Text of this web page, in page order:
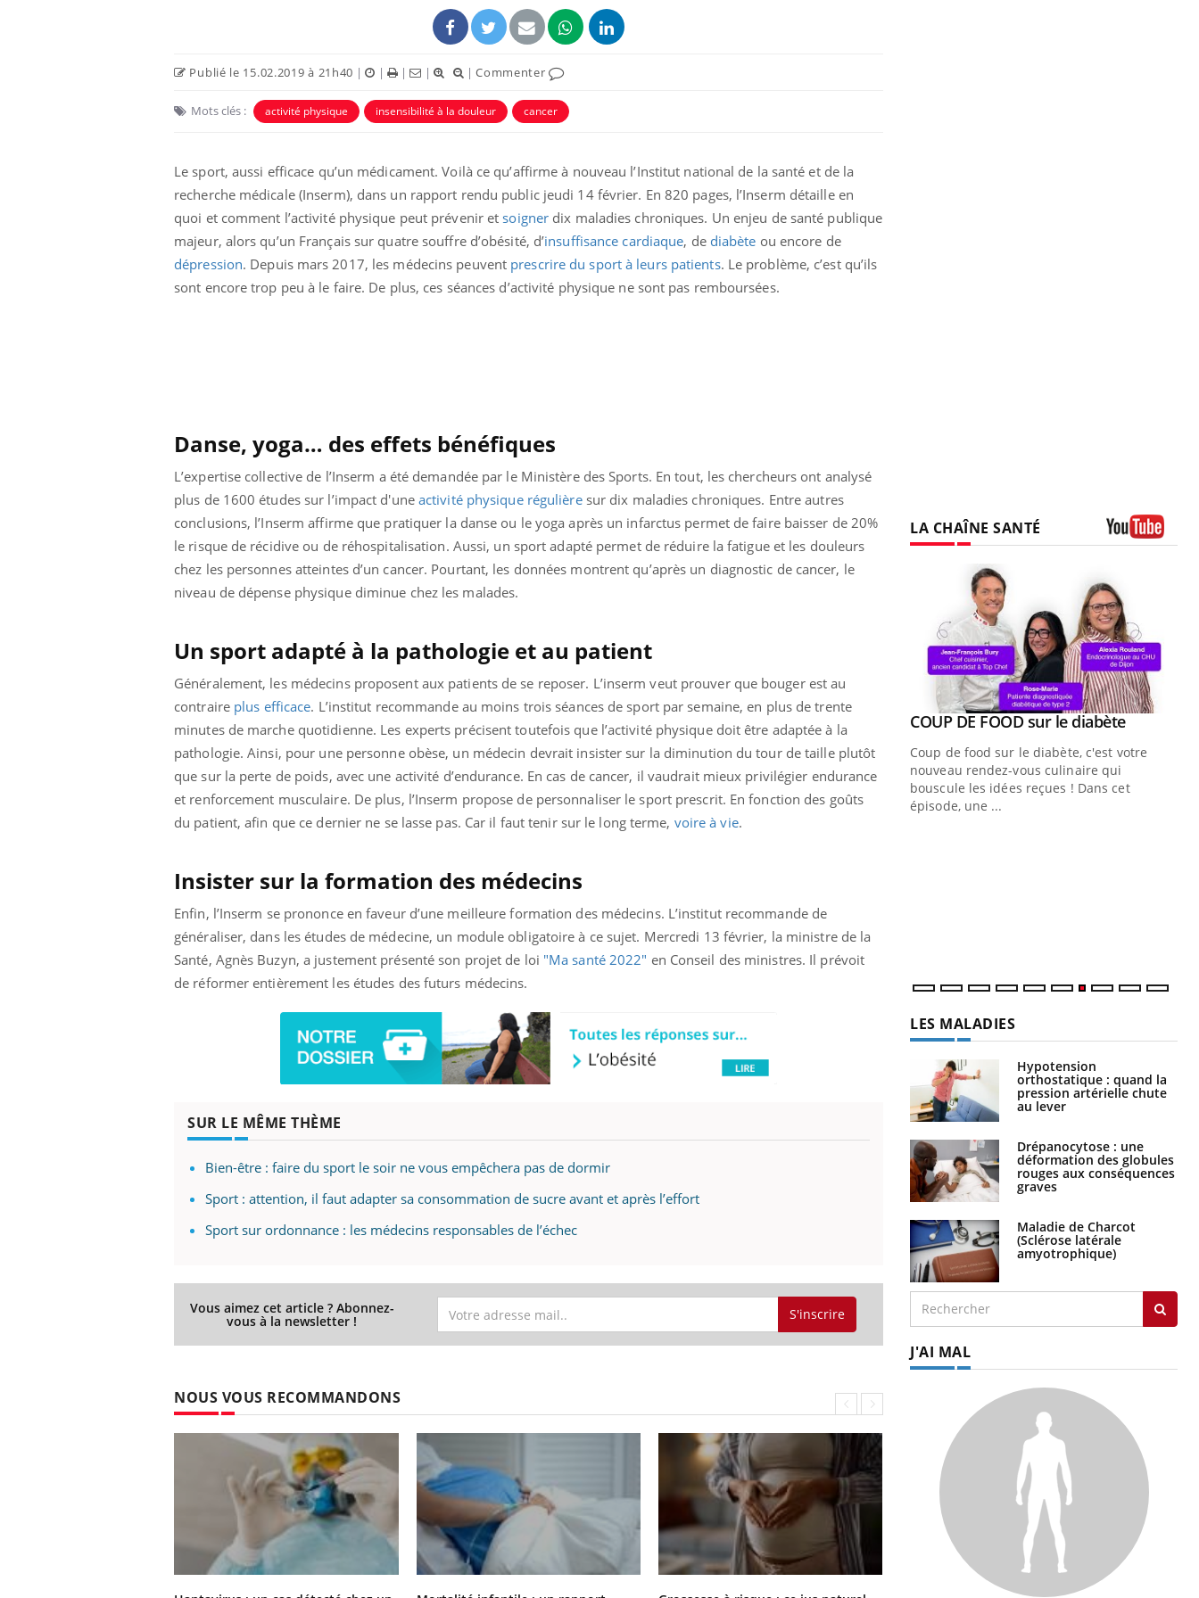
Publié le 15.02.2019 à 21h40 | | | | |Commenter
Mots clés : activité physique insensibilité à la douleur cancer
Le sport, aussi efficace qu’un médicament. Voilà ce qu’affirme à nouveau l’Institut national de la santé et de la
recherche médicale (Inserm), dans un rapport rendu public jeudi 14 février. En 820 pages, l’Inserm détaille en
quoi et comment l’activité physique peut prévenir etsoigner dix maladies chroniques. Un enjeu de santé publique
majeur, alors qu’un Français sur quatre souffre d’obésité, d’insuffisance cardiaque, de diabète ou encore de
dépression. Depuis mars 2017, les médecins peuvent prescrire du sport à leurs patients. Le problème, c’est qu’ils
sont encore trop peu à le faire. De plus, ces séances d’activité physique ne sont pas remboursées.
Danse, yoga… des effets bénéfiques
L’expertise collective de l’Inserm a été demandée par le Ministère des Sports. En tout, les chercheurs ont analysé
plus de 1600 études sur l’impact d'une activité physique régulièresur dix maladies chroniques. Entre autres
conclusions, l’Inserm affirme que pratiquer la danse ou le yoga après un infarctus permet de faire baisser de 20%
le risque de récidive ou de réhospitalisation. Aussi, un sport adapté permet de réduire la fatigue et les douleurs
chez les personnes atteintes d’un cancer. Pourtant, les données montrent qu’après un diagnostic de cancer, le
niveau de dépense physique diminue chez les malades.
Un sport adapté à la pathologie et au patient
Généralement, les médecins proposent aux patients de se reposer. L’inserm veut prouver que bouger est au
contraire plus efficace. L’institut recommande au moins trois séances de sport par semaine, en plus de trente
minutes de marche quotidienne. Les experts précisent toutefois que l’activité physique doit être adaptée à la
pathologie. Ainsi, pour une personne obèse, un médecin devrait insister sur la diminution du tour de taille plutôt
que sur la perte de poids, avec une activité d’endurance. En cas de cancer, il vaudrait mieux privilégier endurance
et renforcement musculaire. De plus, l’Inserm propose de personnaliser le sport prescrit. En fonction des goûts
du patient, afin que ce dernier ne se lasse pas. Car il faut tenir sur le long terme, voire à vie.
Insister sur la formation des médecins
Enfin, l’Inserm se prononce en faveur d’une meilleure formation des médecins. L’institut recommande de
généraliser, dans les études de médecine, un module obligatoire à ce sujet. Mercredi 13 février, la ministre de la
Santé, Agnès Buzyn, a justement présenté son projet de loi "Ma santé 2022" en Conseil des ministres. Il prévoit
de réformer entièrement les études des futurs médecins.
SUR LE MÊME THÈME
Bien-être : faire du sport le soir ne vous empêchera pas de dormir
Sport : attention, il faut adapter sa consommation de sucre avant et après l’effort
Sport sur ordonnance : les médecins responsables de l’échec
Vous aimez cet article ? Abonnez-
vous à la newsletter ! S'inscrire
NOUS VOUS RECOMMANDONS
LA CHAÎNE SANTÉ
Diabète & Ramadan 2026 Youtube
Le Ramadan approche, et, pour de
nombreuses personnes atteintes de
diabète, c'est une période de questions, de
défis, mais ...
Youtube
Un « jumeau numérique » pour
faciliter l’accès à la médecine
préventive Youtube
Un établissement lié à un groupe
mutualiste innove en matière de bilan de
santé : l'utilisation d'un « jumeau
Youtube
COUP DE FOOD sur le diabèteYoutube
Coup de food sur le diabète, c'est votre
nouveau rendez-vous culinaire qui
bouscule les idées reçues ! Dans cet
épisode, une ...
Youtube
Quand l’entreprise mise sur le bien
"Les rendez-vous de la santé et de la
qualité de vie au travail" de Pourquoi
Docteur reçoivent Régis Blugeon, DRH et
LES MALADIES
Hypotension
orthostatique : quand la
pression artérielle chute
au lever
Drépanocytose : une
déformation des globules
rouges aux conséquences
graves
Maladie de Charcot
(Sclérose latérale
amyotrophique)
J'AI MAL